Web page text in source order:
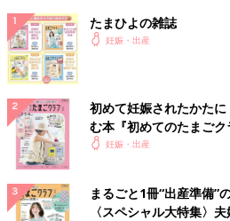
たまひよの雑誌
妊娠・出産
初めて妊娠されたかた
む本『初めてのたまごク
妊娠・出産
まるごと1冊“出産準備”
〈スペシャル大特集〉